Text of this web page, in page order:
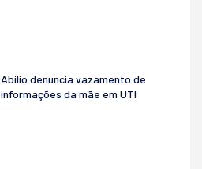
Abilio denuncia vazamento de
informações da mãe em UTI